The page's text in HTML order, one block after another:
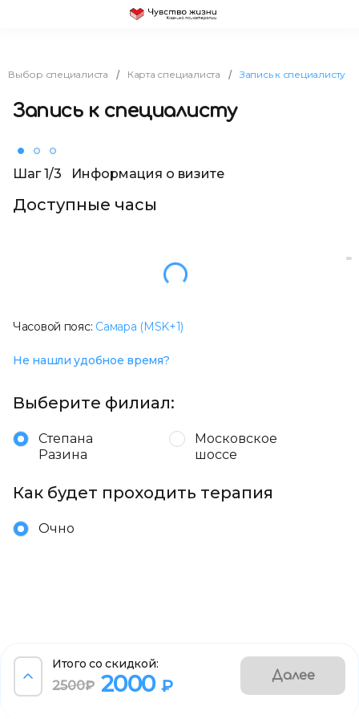
Выбор специалиста / Карта специалиста / Запись к специалисту
Запись к специалисту
Шаг 1/3 Информация о визите
Доступные часы
18:00
Часовой пояс: Самара (MSK+1)
Не нашли удобное время?
Выберите филиал:
Степана
Разина
Московское
шоссе
Как будет проходить терапия
Очно
Итого со скидкой:
2500₽ 2000₽
Далее